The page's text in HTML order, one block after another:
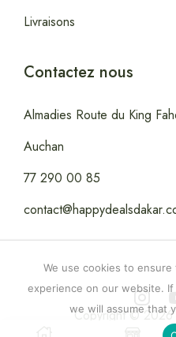
Livraisons
Contactez nous
Almadies Route du King
Auchan
77 290 00 85
Copyright © 2026
We use cookies to
experience on our website.
we will assume that